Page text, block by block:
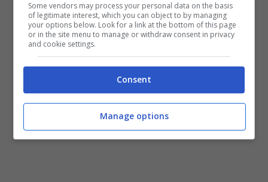
Some vendors may process your personal data on the basis
of legitimate interest, which you can object to by managing
your options below. Look for a link at the bottom of this page
or in the site menu to manage or withdraw consent in privacy
and cookie settings.
Consent
Manage options